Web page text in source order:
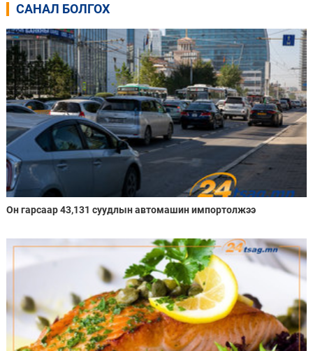
САНАЛ БОЛГОХ
Он гарсаар 43,131 суудлын автомашин импортолжээ